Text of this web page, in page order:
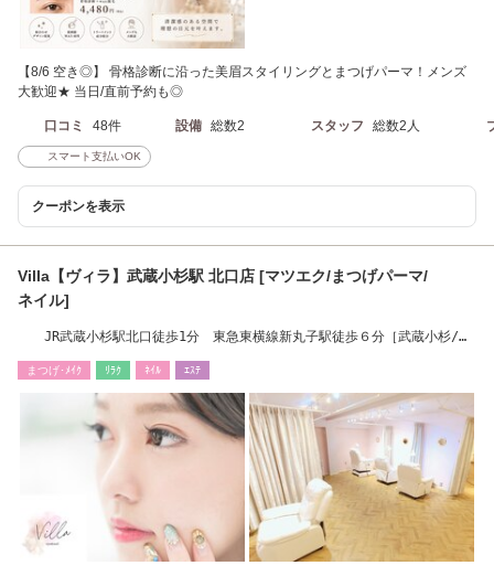
【8/6 空き◎】 骨格診断に沿った美眉スタイリングとまつげパーマ！メンズ
大歓迎★ 当日/直前予約も◎
口コミ 48件 設備 総数2 スタッフ 総数2人
スマート支払いOK
クーポンを表示
Villa【ヴィラ】武蔵小杉駅 北口店 [マツエク/まつげパーマ/
ネイル]
JR武蔵小杉駅北口徒歩1分 東急東横線新丸子駅徒歩６分［武蔵小杉/新
まつげ･ﾒｲｸ ﾘﾗｸ ﾈｲﾙ ｴｽﾃ